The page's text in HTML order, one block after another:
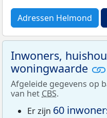
Adressen Helmond
Inwoners,
woningwaarde
Afgeleide gegevens op
van het CBS.
Er zijn 60